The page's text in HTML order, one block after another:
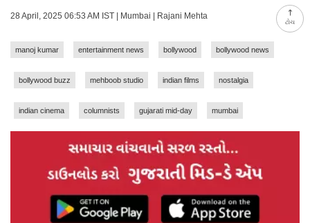
ટોચ
28 April, 2025 06:53 AM IST | Mumbai | Rajani Mehta
manoj kumar entertainment news bollywood bollywood news
bollywood buzz mehboob studio indian films nostalgia
indian cinema columnists gujarati mid-day mumbai